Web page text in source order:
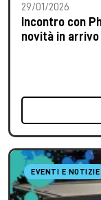
29/01/2026
Incontro con
novità in arrivo
EVENTI E NOTIZIE